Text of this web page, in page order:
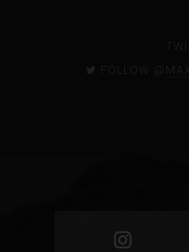
FOLLOW @